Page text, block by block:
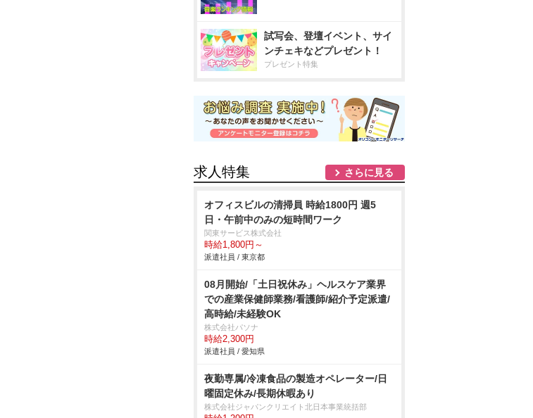
試写会、登壇イベント、サイ
ンチェキなどプレゼント！
プレゼント特集
求人特集 さらに見る
オフィスビルの清掃員 時給1800円 週5
日・午前中のみの短時間ワーク
関東サービス株式会社
時給1,800円～
派遣社員 / 東京都
08月開始/「土日祝休み」ヘルスケア業界
での産業保健師業務/看護師/紹介予定派遣/
高時給/未経験OK
株式会社パソナ
時給2,300円
派遣社員 / 愛知県
夜勤専属/冷凍食品の製造オペレーター/日
曜固定休み/長期休暇あり
株式会社ジャパンクリエイト北日本事業統括部